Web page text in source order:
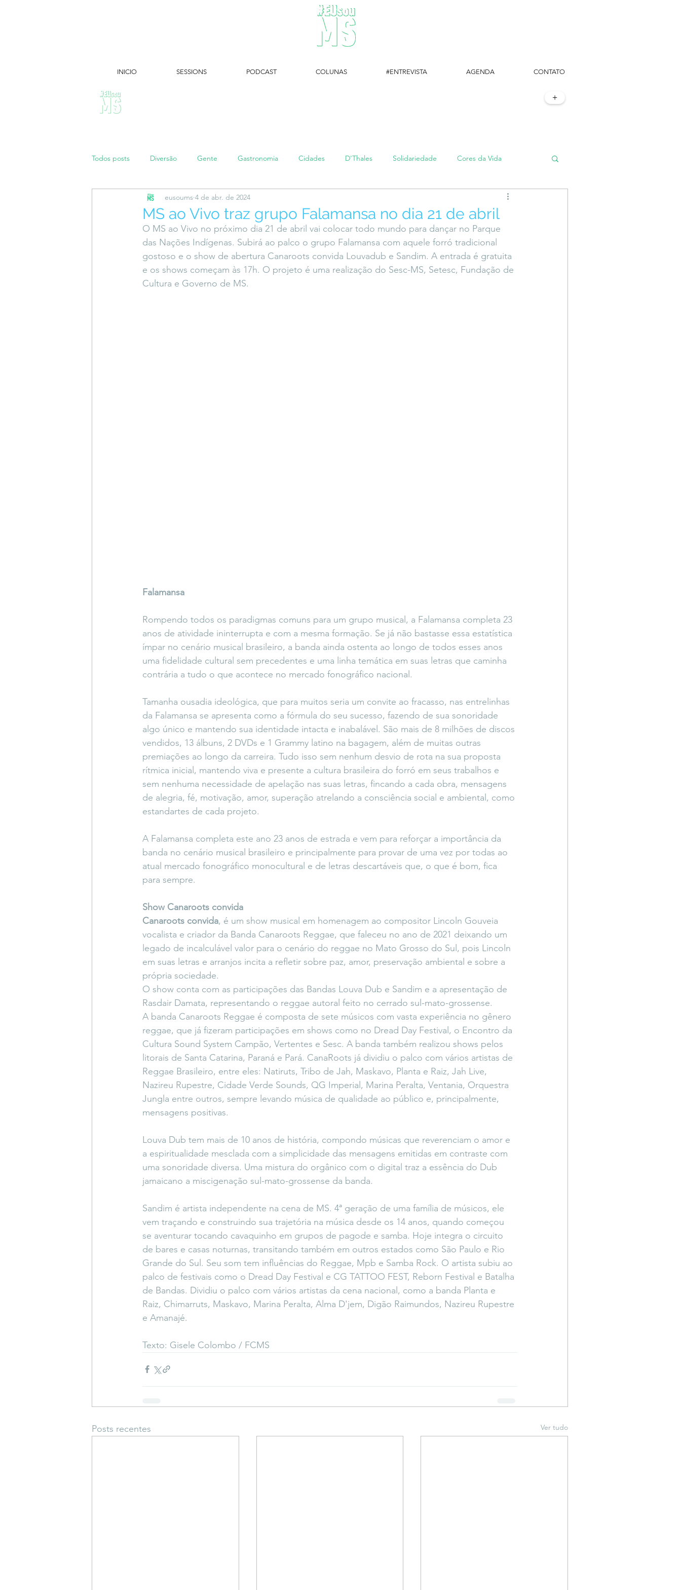
Todos posts Diversão Gente Gastronomia Cidades D'Thales Solidariedade Cores da Vida
Papo de Mãe #maratonei #setembroamarelo #TôemSampa, meu!
Coluna do Vasques #DescomplicaLara #entrevista Entre Palavras Fora da Curva Território Livre
DESIMAGINAR Saiba Direito
MS ao Vivo traz grupo Falamansa no dia 21 de abril
eusoums 4 de abr. de 2024
O MS ao Vivo no próximo dia 21 de abril vai colocar todo mundo para dançar no Parque
das Nações Indígenas. Subirá ao palco o grupo Falamansa com aquele forró tradicional
gostoso e o show de abertura Canaroots convida Louvadub e Sandim. A entrada é gratuita
e os shows começam às 17h. O projeto é uma realização do Sesc-MS, Setesc, Fundação de
Cultura e Governo de MS.
Falamansa
Rompendo todos os paradigmas comuns para um grupo musical, a Falamansa completa 23
anos de atividade ininterrupta e com a mesma formação. Se já não bastasse essa estatística
ímpar no cenário musical brasileiro, a banda ainda ostenta ao longo de todos esses anos
uma fidelidade cultural sem precedentes e uma linha temática em suas letras que caminha
contrária a tudo o que acontece no mercado fonográfico nacional.
Tamanha ousadia ideológica, que para muitos seria um convite ao fracasso, nas entrelinhas
da Falamansa se apresenta como a fórmula do seu sucesso, fazendo de sua sonoridade
algo único e mantendo sua identidade intacta e inabalável. São mais de 8 milhões de discos
vendidos, 13 álbuns, 2 DVDs e 1 Grammy latino na bagagem, além de muitas outras
premiações ao longo da carreira. Tudo isso sem nenhum desvio de rota na sua proposta
rítmica inicial, mantendo viva e presente a cultura brasileira do forró em seus trabalhos e
sem nenhuma necessidade de apelação nas suas letras, fincando a cada obra, mensagens
de alegria, fé, motivação, amor, superação atrelando a consciência social e ambiental, como
estandartes de cada projeto.
A Falamansa completa este ano 23 anos de estrada e vem para reforçar a importância da
banda no cenário musical brasileiro e principalmente para provar de uma vez por todas ao
atual mercado fonográfico monocultural e de letras descartáveis que, o que é bom, fica
para sempre.
Show Canaroots convida
Canaroots convida, é um show musical em homenagem ao compositor Lincoln Gouveia
vocalista e criador da Banda Canaroots Reggae, que faleceu no ano de 2021 deixando um
legado de incalculável valor para o cenário do reggae no Mato Grosso do Sul, pois Lincoln
em suas letras e arranjos incita a refletir sobre paz, amor, preservação ambiental e sobre a
própria sociedade.
O show conta com as participações das Bandas Louva Dub e Sandim e a apresentação de
Rasdair Damata, representando o reggae autoral feito no cerrado sul-mato-grossense.
A banda Canaroots Reggae é composta de sete músicos com vasta experiência no gênero
reggae, que já fizeram participações em shows como no Dread Day Festival, o Encontro da
Cultura Sound System Campão, Vertentes e Sesc. A banda também realizou shows pelos
litorais de Santa Catarina, Paraná e Pará. CanaRoots já dividiu o palco com vários artistas de
Reggae Brasileiro, entre eles: Natiruts, Tribo de Jah, Maskavo, Planta e Raiz, Jah Live,
Nazireu Rupestre, Cidade Verde Sounds, QG Imperial, Marina Peralta, Ventania, Orquestra
Jungla entre outros, sempre levando música de qualidade ao público e, principalmente,
mensagens positivas.
Louva Dub tem mais de 10 anos de história, compondo músicas que reverenciam o amor e
a espiritualidade mesclada com a simplicidade das mensagens emitidas em contraste com
uma sonoridade diversa. Uma mistura do orgânico com o digital traz a essência do Dub
jamaicano a miscigenação sul-mato-grossense da banda.
Sandim é artista independente na cena de MS. 4ª geração de uma família de músicos, ele
vem traçando e construindo sua trajetória na música desde os 14 anos, quando começou
se aventurar tocando cavaquinho em grupos de pagode e samba. Hoje integra o circuito
de bares e casas noturnas, transitando também em outros estados como São Paulo e Rio
Grande do Sul. Seu som tem influências do Reggae, Mpb e Samba Rock. O artista subiu ao
palco de festivais como o Dread Day Festival e CG TATTOO FEST, Reborn Festival e Batalha
de Bandas. Dividiu o palco com vários artistas da cena nacional, como a banda Planta e
Raiz, Chimarruts, Maskavo, Marina Peralta, Alma D'jem, Digão Raimundos, Nazireu Rupestre
e Amanajé.
Texto: Gisele Colombo / FCMS
Posts recentes Ver tudo
+
INICIO SESSIONS PODCAST COLUNAS #ENTREVISTA AGENDA CONTATO